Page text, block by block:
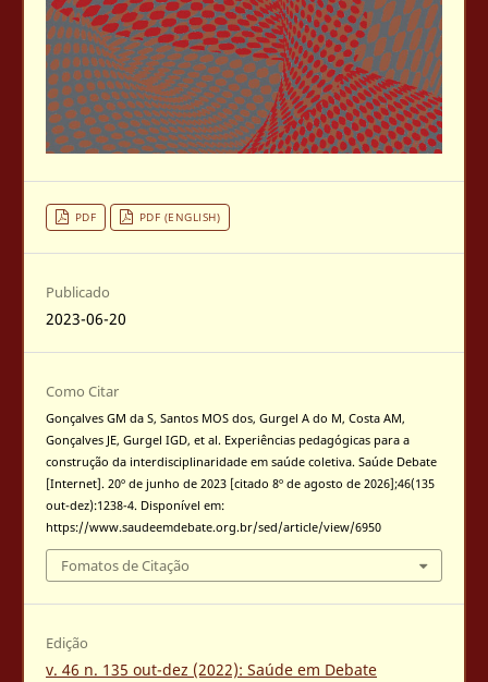
PDF PDF (ENGLISH)
Publicado
2023-06-20
Como Citar
Gonçalves GM da S, Santos MOS dos, Gurgel A do M, Costa AM,
Gonçalves JE, Gurgel IGD, et al. Experiências pedagógicas para a
construção da interdisciplinaridade em saúde coletiva. Saúde Debate
[Internet]. 20º de junho de 2023 [citado 8º de agosto de 2026];46(135
out-dez):1238-4. Disponível em:
https://www.saudeemdebate.org.br/sed/article/view/6950
Fomatos de Citação
Edição
v. 46 n. 135 out-dez (2022): Saúde em Debate